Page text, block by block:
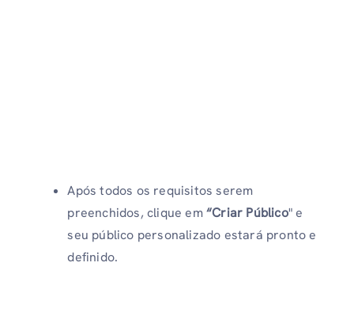
Após todos os requisitos serem
preenchidos, clique em“Criar Público" e
seu público personalizado estará pronto e
definido.